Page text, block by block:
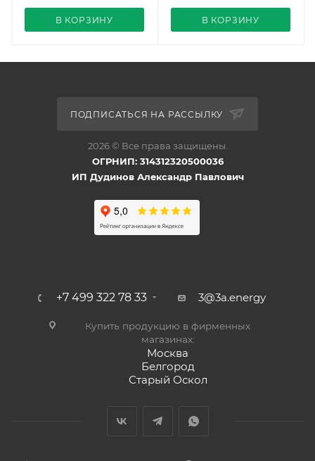
В КОРЗИНУ В КОРЗИНУ
ПОДПИСАТЬСЯ НА РАССЫЛКУ
2026 © Все права защищены.
ОГРНИП: 314312320500036
ИП Дудинов Александр Павлович
+7 499 322 78 33 3@3a.energy
Купить продукцию в фирменных
магазинах:
Москва
Белгород
Старый Оскол